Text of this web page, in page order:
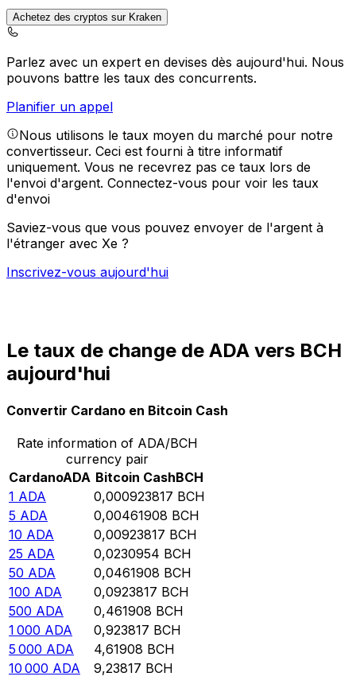
Achetez des cryptos sur Kraken
Parlez avec un expert en devises dès aujourd'hui. Nous
pouvons battre les taux des concurrents.
Planifier un appel
Nous utilisons le taux moyen du marché pour notre
convertisseur. Ceci est fourni à titre informatif
uniquement. Vous ne recevrez pas ce taux lors de
l'envoi d'argent. Connectez-vous pour voir les taux
d'envoi
Saviez-vous que vous pouvez envoyer de l'argent à
l'étranger avec Xe ?
Inscrivez-vous aujourd'hui
Le taux de change de ADA vers BCH
aujourd'hui
Convertir Cardano en Bitcoin Cash
Rate information of ADA/BCH
currency pair
CardanoADA Bitcoin CashBCH
1 ADA 0,000923817 BCH
5 ADA 0,00461908 BCH
10 ADA 0,00923817 BCH
25 ADA 0,0230954 BCH
50 ADA 0,0461908 BCH
100 ADA 0,0923817 BCH
500 ADA 0,461908 BCH
1 000 ADA 0,923817 BCH
5 000 ADA 4,61908 BCH
10 000 ADA 9,23817 BCH